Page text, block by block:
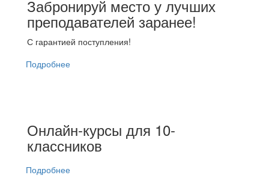
Забронируй место у лучших
преподавателей заранее!
С гарантией поступления!
Подробнее
Онлайн-курсы для 10-
классников
Подробнее